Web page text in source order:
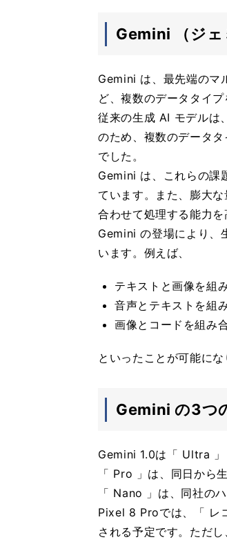
Gemini （ジェ
Gemini は、最先端のマ
ど、複数のデータタイ
従来の生成 AI モデルは
のため、複数のデータ
でした。
Gemini は、これらの課
ています。また、膨大
合わせて処理する能力を
Gemini の登場により、
います。例えば、
テキストと画像を組
音声とテキストを組
画像とコードを組み
といったことが可能にな
Gemini の3つ
Gemini 1.0は「 Ultra 」
「 Pro 」は、同日から
「 Nano 」は、同社の
Pixel 8 Proでは、「 レ
される予定です。ただし